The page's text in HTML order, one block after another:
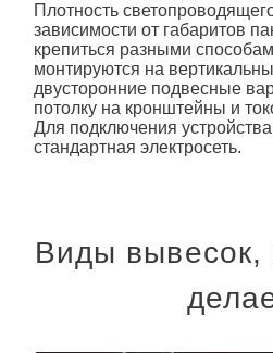
Плотность
зависимости от габаритов
крепиться разными
монтируются на
двусторонние подвесные
потолку на кронштейны и
Для подключения устройства
стандартная электросеть.
Виды вывесок,